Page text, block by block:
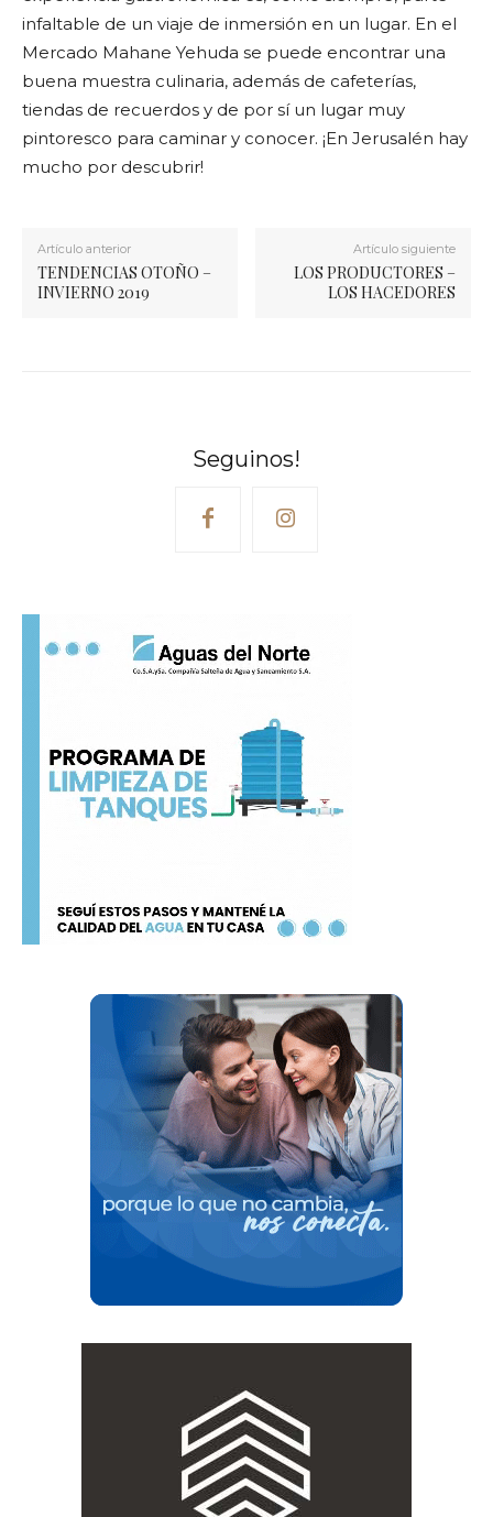
infaltable de un viaje de inmersión en un lugar. En el
Mercado Mahane Yehuda se puede encontrar una
buena muestra culinaria, además de cafeterías,
tiendas de recuerdos y de por sí un lugar muy
pintoresco para caminar y conocer. ¡En Jerusalén hay
mucho por descubrir!
Artículo anterior
TENDENCIAS OTOÑO –
INVIERNO 2019
Artículo siguiente
LOS PRODUCTORES –
LOS HACEDORES
Seguinos!